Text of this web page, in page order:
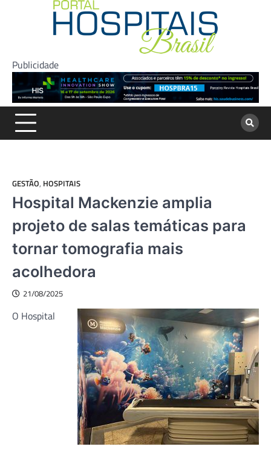
Publicidade
GESTÃO, HOSPITAIS
Hospital Mackenzie amplia
projeto de salas temáticas para
tornar tomografia mais
acolhedora
21/08/2025
O Hospital